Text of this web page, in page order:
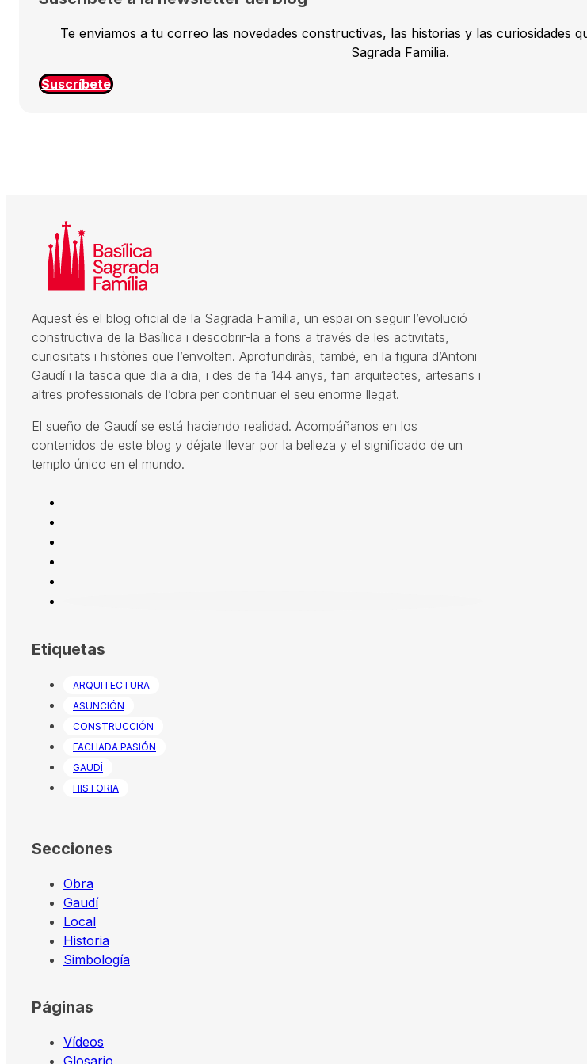
Te enviamos a tu correo las novedades constructivas, las historias y las curiosidades
Sagrada Familia.
Suscríbete
Aquest és el blog oficial de la Sagrada Família, un espai on seguir l’evolució
constructiva de la Basílica i descobrir-la a fons a través de les activitats,
curiositats i històries que l’envolten. Aprofundiràs, també, en la figura d’Antoni
Gaudí i la tasca que dia a dia, i des de fa 144 anys, fan arquitectes, artesans i
altres professionals de l’obra per continuar el seu enorme llegat.
El sueño de Gaudí se está haciendo realidad. Acompáñanos en los
contenidos de este blog y déjate llevar por la belleza y el significado de un
templo único en el mundo.
Etiquetas
ARQUITECTURA
ASUNCIÓN
CONSTRUCCIÓN
FACHADA PASIÓN
GAUDÍ
HISTORIA
Secciones
Obra
Gaudí
Local
Historia
Simbología
Páginas
Vídeos
Glosario